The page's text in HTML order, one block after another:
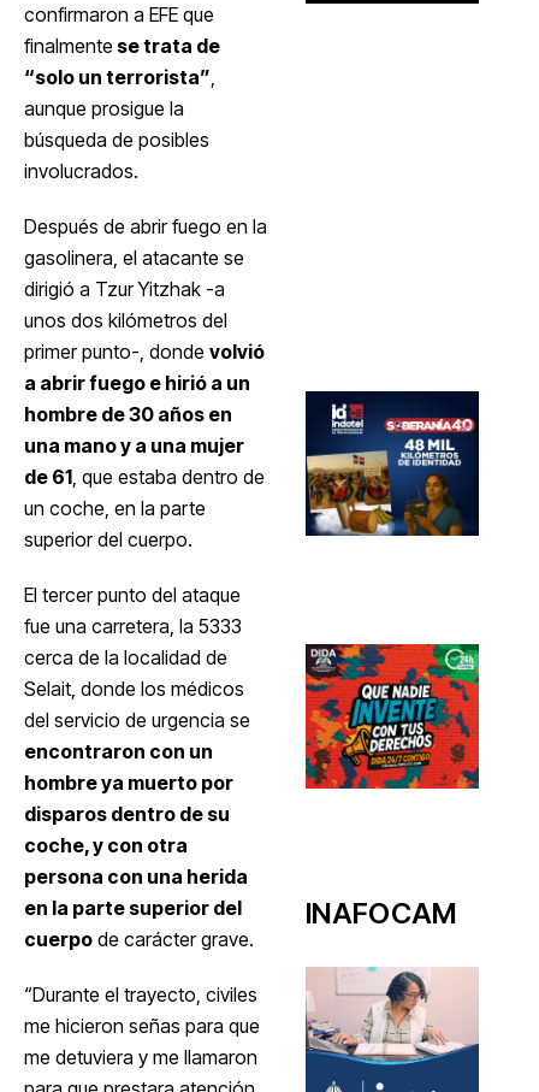
confirmaron a EFE que
finalmente se trata de
“solo un terrorista”,
aunque prosigue la
búsqueda de posibles
involucrados.
Después de abrir fuego en la
gasolinera, el atacante se
dirigió a Tzur Yitzhak -a
unos dos kilómetros del
primer punto-, donde volvió
a abrir fuego e hirió a un
hombre de 30 años en
una mano y a una mujer
de 61, que estaba dentro de
un coche, en la parte
superior del cuerpo.
El tercer punto del ataque
fue una carretera, la 5333
cerca de la localidad de
Selait, donde los médicos
del servicio de urgencia se
encontraron con un
hombre ya muerto por
disparos dentro de su
coche, y con otra
persona con una herida
en la parte superior del
cuerpo de carácter grave.
“Durante el trayecto, civiles
me hicieron señas para que
me detuviera y me llamaron
INAFOCAM